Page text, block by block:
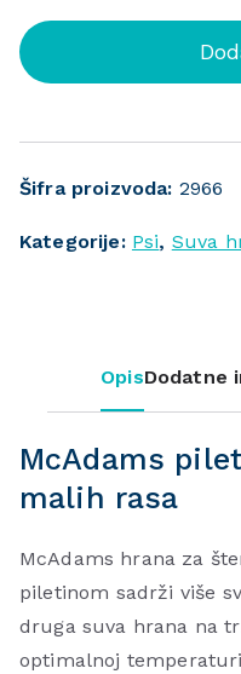
Šifra proizvoda: 2966
Kategorije: Psi, Suva
OpisDodatne
McAdams
malih rasa
McAdams hrana za
piletinom sadrži više
druga suva hrana na
optimalnoj